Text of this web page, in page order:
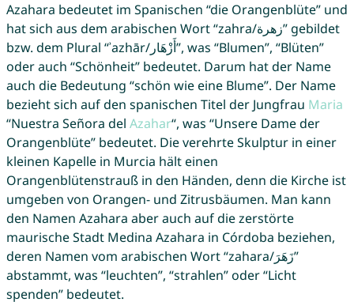
Azahara bedeutet im Spanischen “die Orangenblüte” und
hat sich aus dem arabischen Wort “zahra/زهرة” gebildet
bzw. dem Plural “ʾazhār/أَزْهَار”, was “Blumen”, “Blüten”
oder auch “Schönheit” bedeutet. Darum hat der Name
auch die Bedeutung “schön wie eine Blume”. Der Name
bezieht sich auf den spanischen Titel der Jungfrau Maria
“Nuestra Señora del Azahar“, was “Unsere Dame der
Orangenblüte” bedeutet. Die verehrte Skulptur in einer
kleinen Kapelle in Murcia hält einen
Orangenblütenstrauß in den Händen, denn die Kirche ist
umgeben von Orangen- und Zitrusbäumen. Man kann
den Namen Azahara aber auch auf die zerstörte
maurische Stadt Medina Azahara in Córdoba beziehen,
deren Namen vom arabischen Wort “zahara/زَهَرَ”
abstammt, was “leuchten”, “strahlen” oder “Licht
spenden” bedeutet.